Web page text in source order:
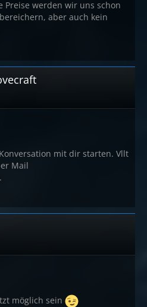
Preise werden wir uns schon
aber auch kein
mit dir starten. Vllt
Mail
möglich sein